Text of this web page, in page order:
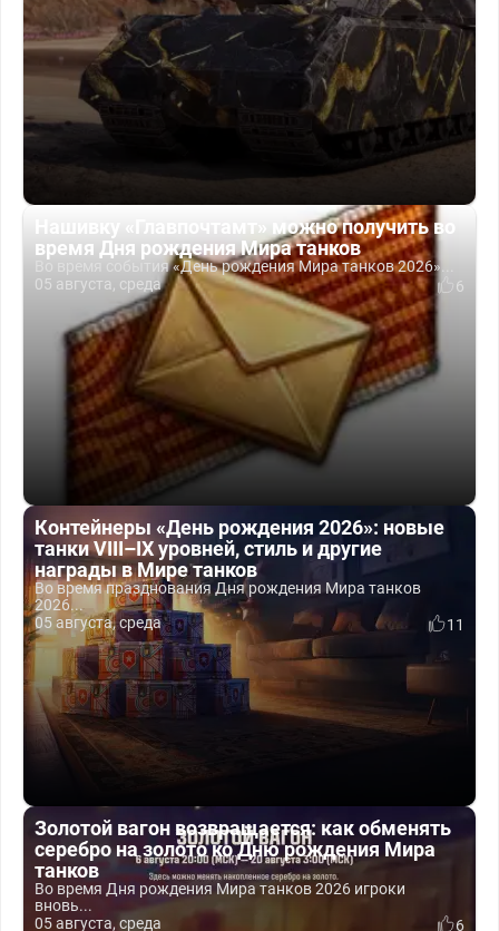
Нашивку «Главпочтамт» можно получить во
время Дня рождения Мира танков
Во время события «День рождения Мира танков 2026»...
05 августа, среда
6
Контейнеры «День рождения 2026»: новые
танки VIII–IX уровней, стиль и другие
награды в Мире танков
Во время празднования Дня рождения Мира танков
2026...
05 августа, среда
11
Золотой вагон возвращается: как обменять
серебро на золото ко Дню рождения Мира
танков
Во время Дня рождения Мира танков 2026 игроки
вновь...
05 августа, среда
6